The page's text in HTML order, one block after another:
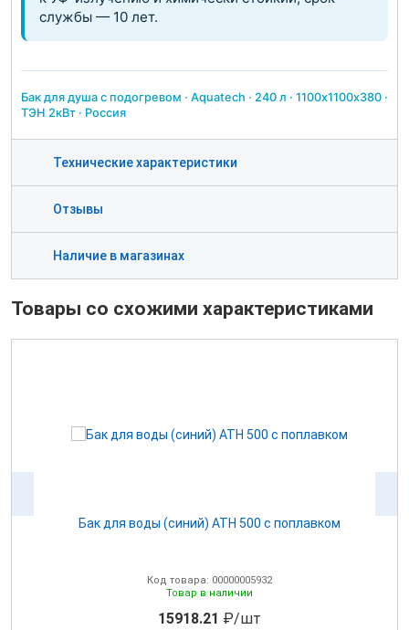
службы — 10 лет.
Бак для душа с подогревом · Aquatech · 240 л · 1100х1100х380 ·
ТЭН 2кВт · Россия
Технические характеристики
Отзывы
Наличие в магазинах
Товары со схожими характеристиками
Бак для воды (синий) ATH 500 с поплавком
Код товара: 00000005932
Товар в наличии
15918.21 ₽/шт